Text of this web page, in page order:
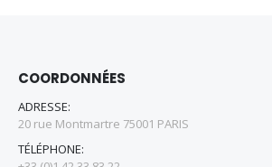
COORDONNÉES
ADRESSE:
20 rue Montmartre 75001 PARIS
TÉLÉPHONE: